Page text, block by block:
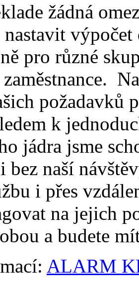
žádná
nastavit
pro různé
požadavků
k
jádra jsme
bez naší
i přes
na jejich
a budete
ALARM